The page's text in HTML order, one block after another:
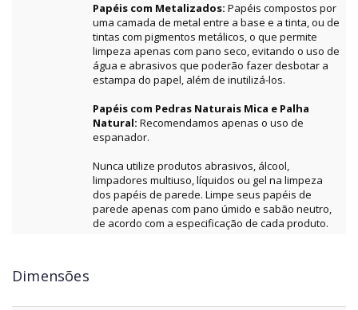
Papéis com Metalizados: Papéis compostos por
uma camada de metal entre a base e a tinta, ou de
tintas com pigmentos metálicos, o que permite
limpeza apenas com pano seco, evitando o uso de
água e abrasivos que poderão fazer desbotar a
estampa do papel, além de inutilizá-los.
Papéis com Pedras Naturais Mica e Palha
Natural: Recomendamos apenas o uso de
espanador.
Nunca utilize produtos abrasivos, álcool,
limpadores multiuso, líquidos ou gel na limpeza
dos papéis de parede. Limpe seus papéis de
parede apenas com pano úmido e sabão neutro,
de acordo com a especificação de cada produto.
Dimensões